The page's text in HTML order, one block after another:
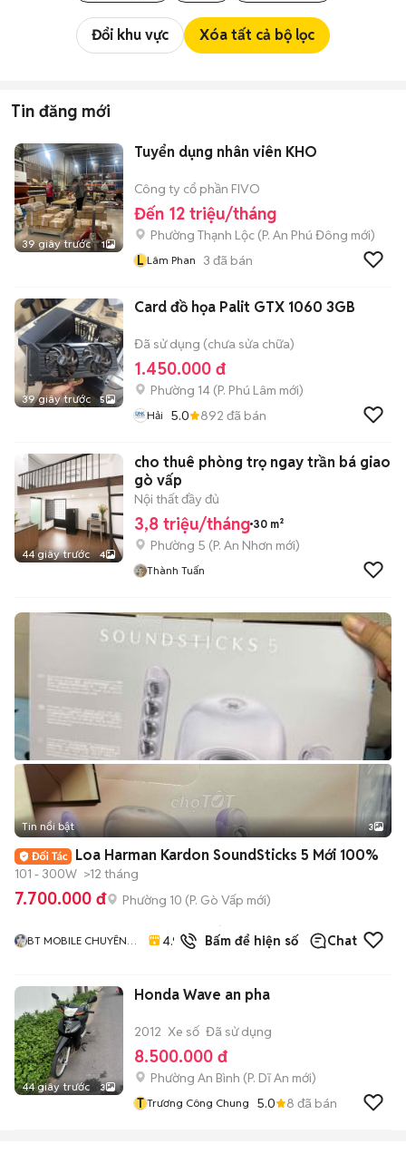
Đổi khu vực Xóa tất cả bộ lọc
Tin đăng mới
39 giây trước 1
Tuyển dụng nhân viên KHO
Công ty cổ phần FIVO
Đến 12 triệu/tháng
Phường Thạnh Lộc (P. An Phú Đông mới)
L Lâm Phan 3 đã bán
39 giây trước 5
Card đồ họa Palit GTX 1060 3GB
Đã sử dụng (chưa sửa chữa)
1.450.000 đ
Phường 14 (P. Phú Lâm mới)
Hải 5.0 892 đã bán
44 giây trước 4
cho thuê phòng trọ ngay trần bá giao
gò vấp
Nội thất đầy đủ
3,8 triệu/tháng 30 m²
Phường 5 (P. An Nhơn mới)
Thành Tuấn
Tin nổi bật 3
Loa Harman Kardon SoundSticks 5 Mới 100%
101 - 300W >12 tháng
7.700.000 đ Phường 10 (P. Gò Vấp mới)
BT MOBILE CHUYÊN
4.9
281
đã
bán
Bấm để hiện số Chat
44 giây trước 3
Honda Wave an pha
2012 Xe số Đã sử dụng
8.500.000 đ
Phường An Bình (P. Dĩ An mới)
T Trương Công Chung 5.0 8 đã bán